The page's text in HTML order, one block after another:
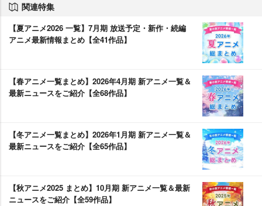
関連特集
【夏アニメ2026 一覧】7月期 放送予定・新作・続編
アニメ最新情報まとめ【全41作品】
【春アニメ一覧まとめ】2026年4月期 新アニメ一覧＆
最新ニュースをご紹介【全68作品】
【冬アニメ一覧まとめ】2026年1月期 新アニメ一覧＆
最新ニュースをご紹介【全65作品】
【秋アニメ2025 まとめ】10月期 新アニメ一覧＆最新
ニュースをご紹介【全59作品】